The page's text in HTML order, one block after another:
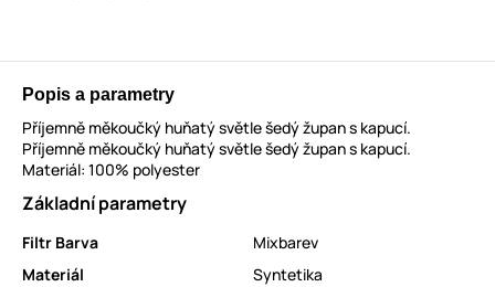
Popis a parametry
Příjemně měkoučký huňatý světle šedý župan s kapucí.
Příjemně měkoučký huňatý světle šedý župan s kapucí.
Materiál: 100% polyester
Základní parametry
Filtr Barva
Mixbarev
Materiál
Syntetika